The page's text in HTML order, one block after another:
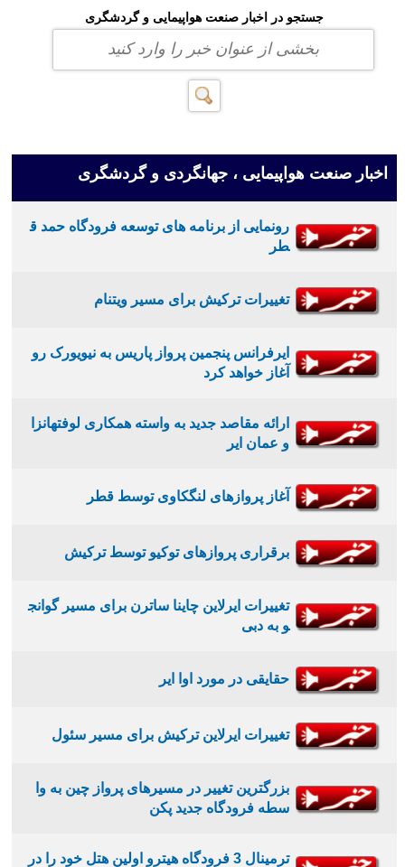
جستجو در اخبار صنعت هواپیمایی و گردشگری
اخبار صنعت هواپیمایی ، جهانگردی و گردشگری
رونمایی از برنامه های توسعه فرودگاه حمد ق
طر
تغییرات ترکیش برای مسیر ویتنام
ایرفرانس پنجمین پرواز پاریس به نیویورک رو
آغاز خواهد کرد
ارائه مقاصد جدید به واسته همکاری لوفتهانزا
و عمان ایر
آغاز پروازهای لنگکاوی توسط قطر
برقراری پروازهای توکیو توسط ترکیش
تغییرات ایرلاین چاینا ساترن برای مسیر گوانج
و به دبی
حقایقی در مورد اوا ایر
تغییرات ایرلاین ترکیش برای مسیر سئول
بزرگترین تغییر در مسیرهای پرواز چین به وا
سطه فرودگاه جدید پکن
ترمینال 3 فرودگاه هیترو اولین هتل خود را در